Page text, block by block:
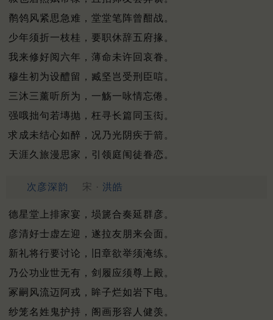
鹡鸰风紧思急难，堂堂笔阵曾酣战。
少年须折一枝桂，要职休辞五府掾。
我来修好阅六年，薄命未许回哀眷。
穆生初为设醴留，臧坚岂受刑臣唁。
三沐三薰听所为，一觞一咏情忘倦。
强哦拙句若塼抛，枉寻长篇同玉衒。
求成未结心如醉，况乃光阴疾于箭。
天涯久旅漫思家，引领庭闱徒眷恋。
次彦深韵 宋 · 洪皓
德星堂上排家宴，埙篪合奏延群彦。
彦清好士虚左迎，遂拉友朋来会面。
新礼将行要讨论，旧章欲举须淹练。
乃公功业世无有，剑履应须尊上殿。
冢嗣风流迈阿戎，眸子烂如岩下电。
纱笼名姓鬼护持，阁画形容人健羡。